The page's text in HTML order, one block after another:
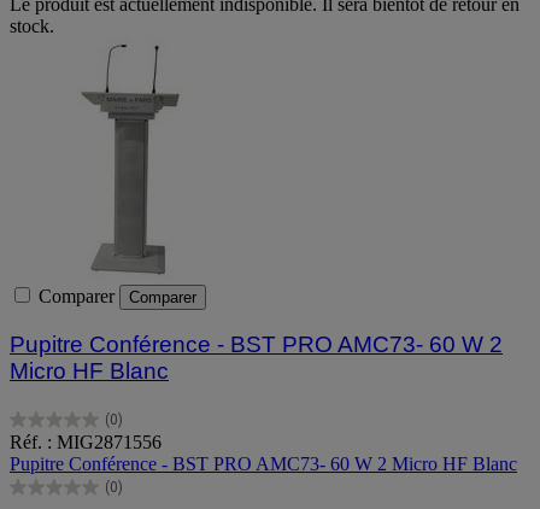
stock.
Comparer Comparer
Pupitre Conférence - BST PRO AMC73- 60 W 2
Micro HF Blanc
(0)
0.0
sur
5
étoiles.
Réf. : MIG2871556
Pupitre Conférence - BST PRO AMC73- 60 W 2 Micro HF Blanc
(0)
0.0